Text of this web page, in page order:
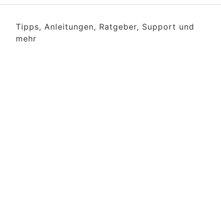
Tipps, Anleitungen, Ratgeber, Support und
mehr